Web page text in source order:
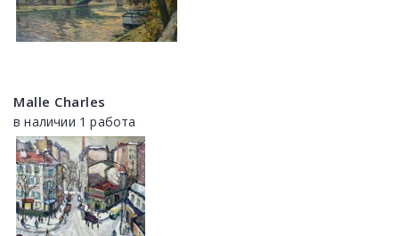
Malle Charles
в наличии 1 работа